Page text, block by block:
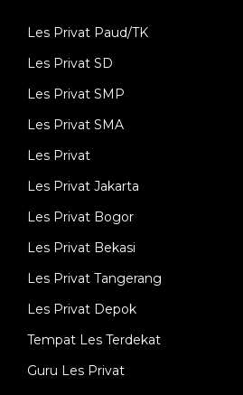
Les Privat Paud/TK
Les Privat SD
Les Privat SMP
Les Privat SMA
Les Privat
Les Privat Jakarta
Les Privat Bogor
Les Privat Bekasi
Les Privat Tangerang
Les Privat Depok
Tempat Les Terdekat
Guru Les Privat